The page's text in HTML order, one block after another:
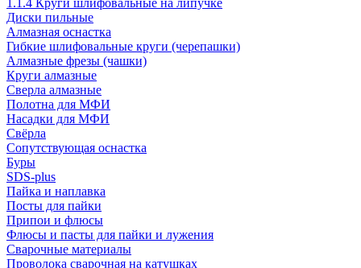
1.1.4 Круги шлифовальные на липучке
Диски пильные
Алмазная оснастка
Гибкие шлифовальные круги (черепашки)
Алмазные фрезы (чашки)
Круги алмазные
Сверла алмазные
Полотна для МФИ
Насадки для МФИ
Свёрла
Сопутствующая оснастка
Буры
SDS-plus
Пайка и наплавка
Посты для пайки
Припои и флюсы
Флюсы и пасты для пайки и лужения
Сварочные материалы
Проволока сварочная на катушках